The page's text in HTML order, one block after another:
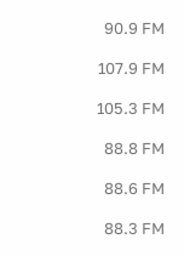
90.9 FM
107.9 FM
105.3 FM
88.8 FM
88.6 FM
88.3 FM